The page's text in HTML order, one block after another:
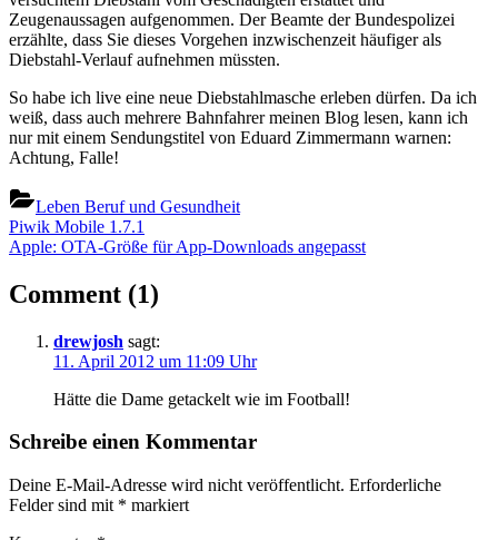
Zeugenaussagen aufgenommen. Der Beamte der Bundespolizei
erzählte, dass Sie dieses Vorgehen inzwischenzeit häufiger als
Diebstahl-Verlauf aufnehmen müssten.
So habe ich live eine neue Diebstahlmasche erleben dürfen. Da ich
weiß, dass auch mehrere Bahnfahrer meinen Blog lesen, kann ich
nur mit einem Sendungstitel von Eduard Zimmermann warnen:
Achtung, Falle!
Leben Beruf und Gesundheit
Beitragsnavigation
Previous
Post:
Piwik Mobile 1.7.1
Next
Apple: OTA-Größe für App-Downloads angepasst
Comment (1)
Diebstahlmasche
Zug”
drewjosh sagt:
11. April 2012 um 11:09 Uhr
Hätte die Dame getackelt wie im Football!
Schreibe einen Kommentar
Deine E-Mail-Adresse wird nicht veröffentlicht. Erforderliche
Felder sind mit * markiert